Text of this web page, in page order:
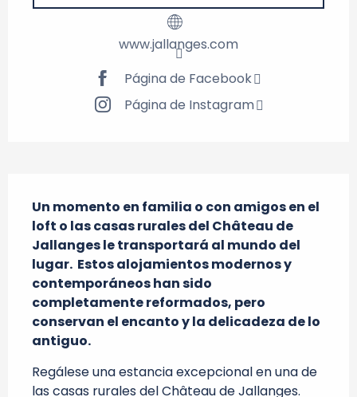
www.jallanges.com
Página de Facebook
Página de Instagram
Un momento en familia o con amigos en el
loft o las casas rurales del Château de
Jallanges le transportará al mundo del
lugar.  Estos alojamientos modernos y
contemporáneos han sido
completamente reformados, pero
conservan el encanto y la delicadeza de lo
antiguo.
Regálese una estancia excepcional en una de
las casas rurales del Château de Jallanges.